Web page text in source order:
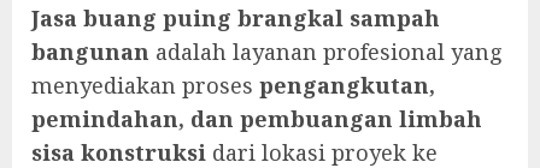
Jasa buang puing brangkal sampah
bangunan adalah layanan profesional yang
menyediakan proses pengangkutan,
pemindahan, dan pembuangan limbah
sisa konstruksi dari lokasi proyek ke